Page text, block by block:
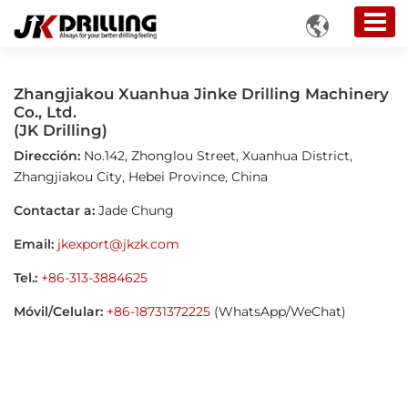

Zhangjiakou Xuanhua Jinke Drilling Machinery
Co., Ltd.
(JK Drilling)
Dirección: No.142, Zhonglou Street, Xuanhua District,
Zhangjiakou City, Hebei Province, China
Contactar a: Jade Chung
Email: jkexport@jkzk.com
Tel.: +86-313-3884625
Móvil/Celular: +86-18731372225 (WhatsApp/WeChat)